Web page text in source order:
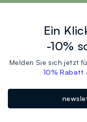
Ein
-10%
Melden Sie sich jetzt
10% Rabatt